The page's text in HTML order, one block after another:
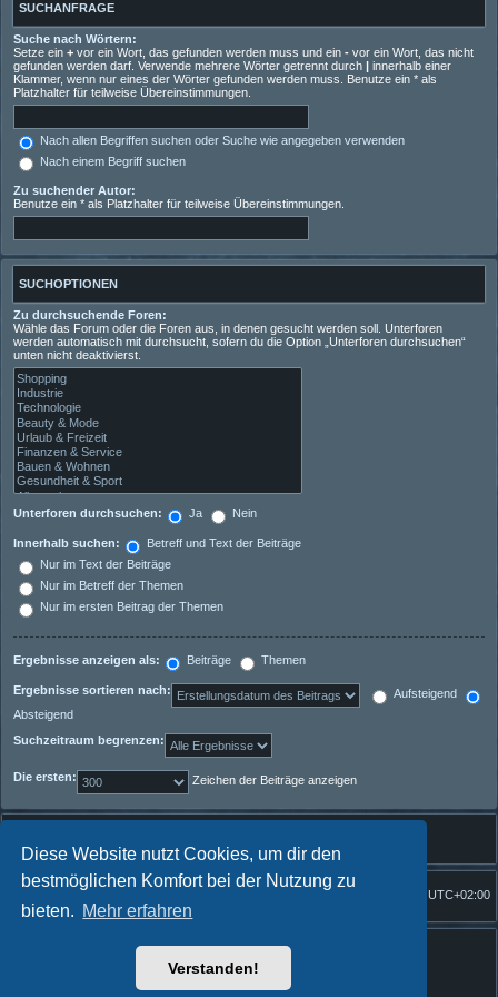
Diese Website nutzt Cookies, um dir den
bestmöglichen Komfort bei der Nutzung zu
bieten. Mehr erfahren
Verstanden!
SUCHANFRAGE
Suche nach Wörtern:
Setze ein + vor ein Wort, das gefunden werden muss und ein - vor ein Wort, das nicht
gefunden werden darf. Verwende mehrere Wörter getrennt durch | innerhalb einer
Klammer, wenn nur eines der Wörter gefunden werden muss. Benutze ein * als
Platzhalter für teilweise Übereinstimmungen.
Nach allen Begriffen suchen oder Suche wie angegeben verwenden
Nach einem Begriff suchen
Zu suchender Autor:
Benutze ein * als Platzhalter für teilweise Übereinstimmungen.
SUCHOPTIONEN
Zu durchsuchende Foren:
Wähle das Forum oder die Foren aus, in denen gesucht werden soll. Unterforen
werden automatisch mit durchsucht, sofern du die Option „Unterforen durchsuchen“
unten nicht deaktivierst.
Unterforen durchsuchen: Ja Nein
Innerhalb suchen:
Betreff und Text der Beiträge
Nur im Text der Beiträge
Nur im Betreff der Themen
Nur im ersten Beitrag der Themen
Ergebnisse anzeigen als: Beiträge Themen
Ergebnisse sortieren nach:
Aufsteigend
Absteigend
Suchzeitraum begrenzen:
Die ersten: Zeichen der Beiträge anzeigen
UTC+02:00
FanFanlaTuFlippe
Deutsche Übersetzung durch